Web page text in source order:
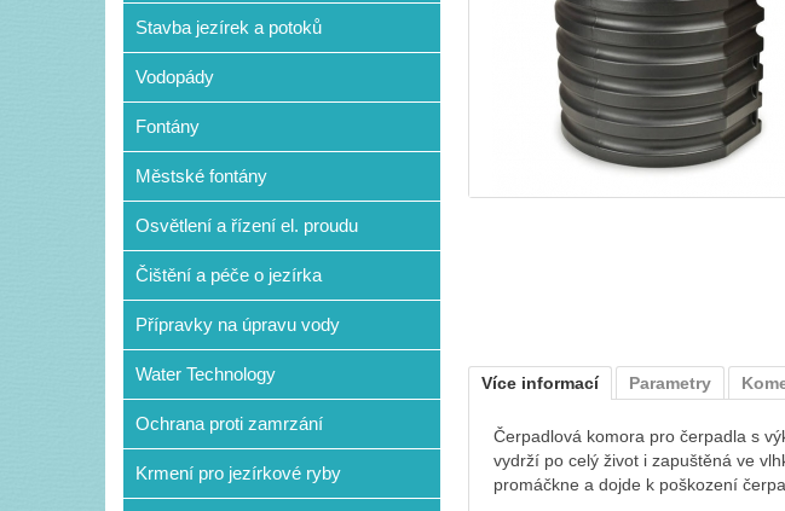
Více informací Parametry
Čerpadlová komora pro čerpadla s
vydrží po celý život i zapuštěná ve
promáčkne a dojde k poškození
Stavba jezírek a potoků
Vodopády
Fontány
Městské fontány
Osvětlení a řízení el. proudu
Čištění a péče o jezírka
Přípravky na úpravu vody
Water Technology
Ochrana proti zamrzání
Krmení pro jezírkové ryby